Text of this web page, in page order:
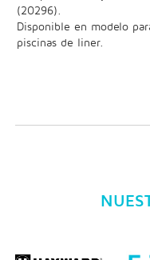
(20296).
Disponible en modelo
piscinas de liner.